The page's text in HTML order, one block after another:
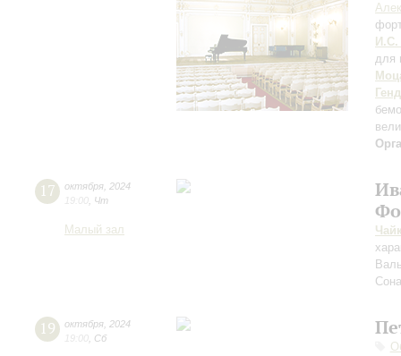
И.С.
для
17 октября 2024
19:00 Чт
Малый зал
19 октября 2024
19:00 Сб